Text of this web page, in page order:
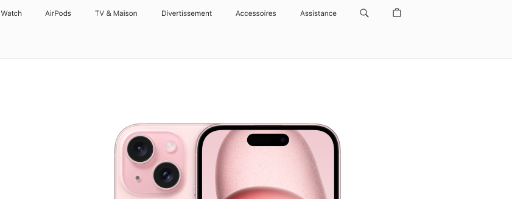
Watch AirPods TV & Maison Divertissements Accessoires Assistance